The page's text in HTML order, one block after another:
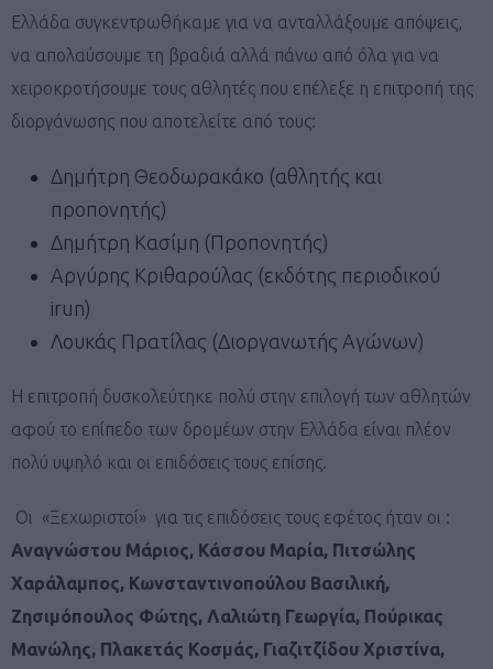
Ελλάδα συγκεντρωθήκαμε για να ανταλλάξουμε απόψεις,
να απολαύσουμε τη βραδιά αλλά πάνω από όλα για να
χειροκροτήσουμε τους αθλητές που επέλεξε η επιτροπή της
διοργάνωσης που αποτελείτε από τους:
Δημήτρη Θεοδωρακάκο (αθλητής και
προπονητής)
Δημήτρη Κασίμη (Προπονητής)
Αργύρης Κριθαρούλας (εκδότης περιοδικού
irun)
Λουκάς Πρατίλας (Διοργανωτής Αγώνων)
Η επιτροπή δυσκολεύτηκε πολύ στην επιλογή των αθλητών
αφού το επίπεδο των δρομέων στην Ελλάδα είναι πλέον
πολύ υψηλό και οι επιδόσεις τους επίσης.
Οι «Ξεχωριστοί» για τις επιδόσεις τους εφέτος ήταν οι :
Αναγνώστου Μάριος, Κάσσου Μαρία, Πιτσώλης
Χαράλαμπος, Κωνσταντινοπούλου Βασιλική,
Ζησιμόπουλος Φώτης, Λαλιώτη Γεωργία, Πούρικας
Μανώλης, Πλακετάς Κοσμάς, Γιαζιτζίδου Χριστίνα,